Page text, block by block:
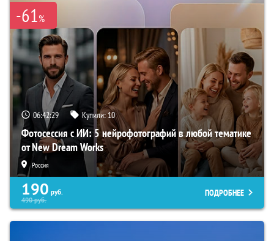
-61%
06:42:28 Купили:10
Фотосессия с ИИ: 5 нейрофотографий в любой тематике
от New Dream Works
Россия
190 руб.
490руб.
ПОДРОБНЕЕ